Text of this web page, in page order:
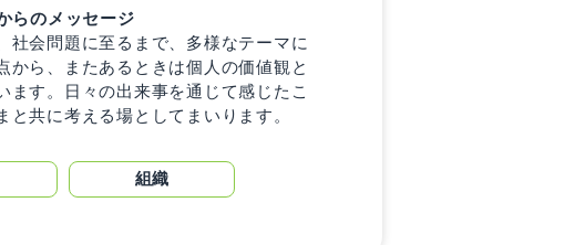
らのメッセージ
社会問題に至るまで、多様なテーマに
から、またあるときは個人の価値観と
ます。日々の出来事を通じて感じたこ
共に考える場としてまいります。
組織